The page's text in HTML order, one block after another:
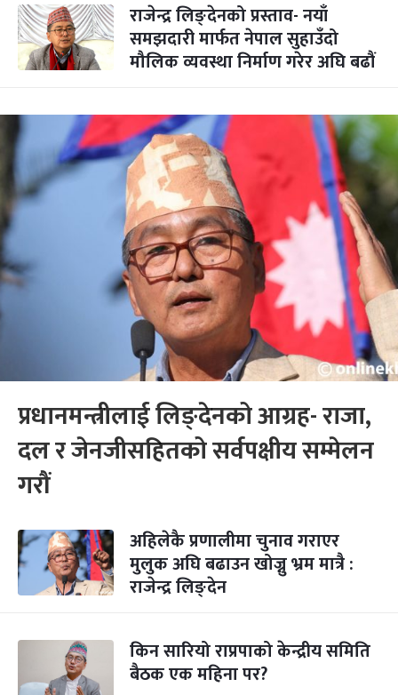
राजेन्द्र लिङ्देनको प्रस्ताव- नयाँ
समझदारी मार्फत नेपाल सुहाउँदो
मौलिक व्यवस्था निर्माण गरेर अघि बढौं
प्रधानमन्त्रीलाई लिङ्देनको आग्रह- राजा,
दल र जेनजीसहितको सर्वपक्षीय सम्मेलन
गरौं
अहिलेकै प्रणालीमा चुनाव गराएर
मुलुक अघि बढाउन खोज्नु भ्रम मात्रै :
राजेन्द्र लिङ्देन
किन सारियो राप्रपाको केन्द्रीय समिति
बैठक एक महिना पर?